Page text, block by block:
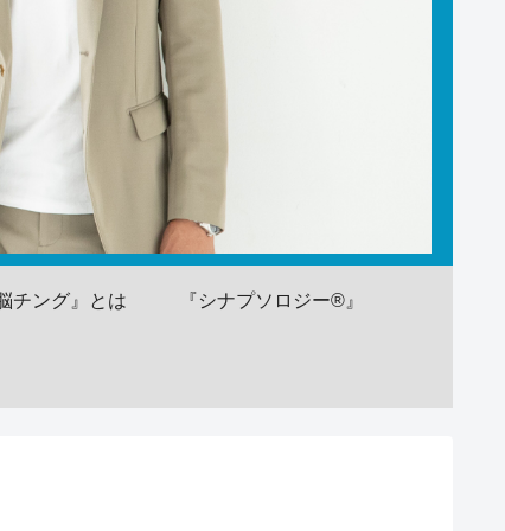
チング』とは 『シナプソロジー®』